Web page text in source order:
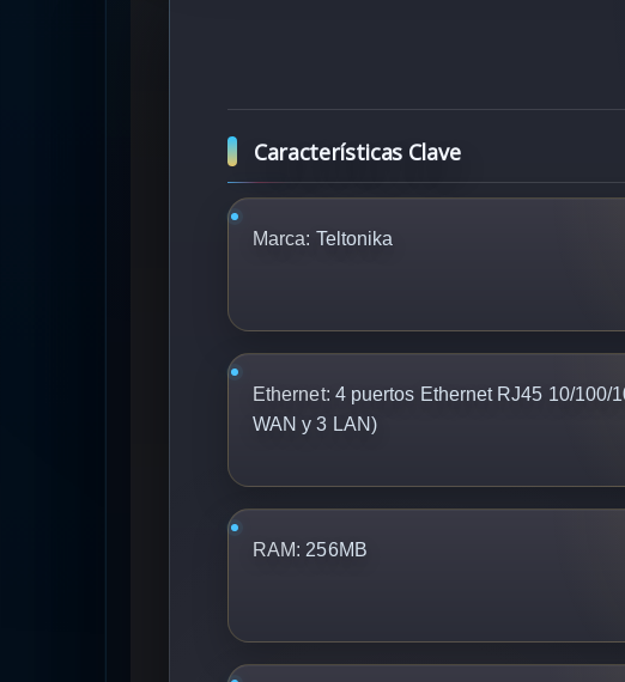
Características Clave
Marca: Teltonika
Ethernet: 4 puertos Ethernet RJ45 10/100/
WAN y 3 LAN)
RAM: 256MB